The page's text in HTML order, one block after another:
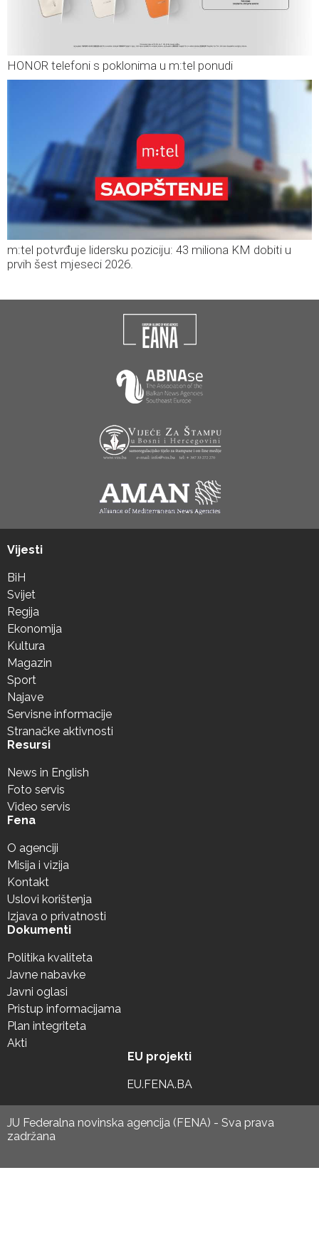
HONOR telefoni s poklonima u m:tel ponudi
m:tel potvrđuje lidersku poziciju: 43 miliona KM dobiti u
prvih šest mjeseci 2026.
Vijesti
BiH
Svijet
Regija
Ekonomija
Kultura
Magazin
Sport
Najave
Servisne informacije
Stranačke aktivnosti
Resursi
News in English
Foto servis
Video servis
Fena
O agenciji
Misija i vizija
Kontakt
Uslovi korištenja
Izjava o privatnosti
Dokumenti
Politika kvaliteta
Javne nabavke
Javni oglasi
Pristup informacijama
Plan integriteta
Akti
EU projekti
EU.FENA.BA
JU Federalna novinska agencija (FENA) - Sva prava
zadržana